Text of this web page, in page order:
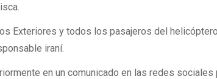
Exteriores y todos los pasajeros del
iraní.
en un comunicado en las redes sociales